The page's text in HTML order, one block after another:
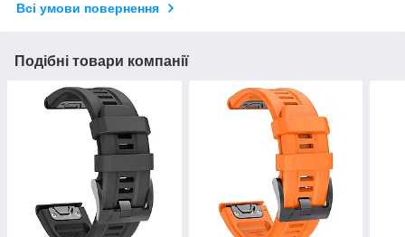
Всі умови повернення
Подібні товари компанії